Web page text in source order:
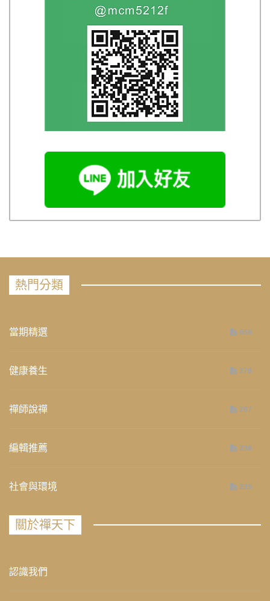
熱門分類
當期精選 658
健康養生 276
禪師說禪 267
編輯推薦 236
社會與環境 235
關於禪天下
認識我們